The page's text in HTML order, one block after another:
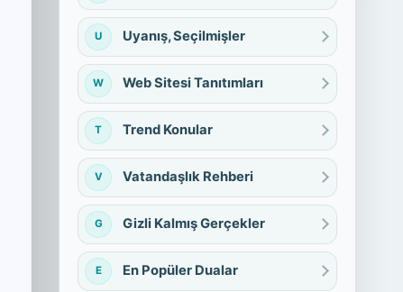
U Uyanış, Seçilmişler
W Web Sitesi Tanıtımları
T Trend Konular
V Vatandaşlık Rehberi
G Gizli Kalmış Gerçekler
E En Popüler Dualar